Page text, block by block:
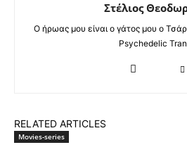
Στέλιος
Ο ήρωας μου είναι ο γάτος μου ο
Psychedelic
RELATED ARTICLES
Movies-series